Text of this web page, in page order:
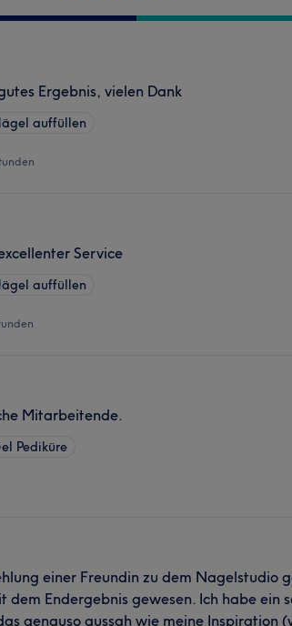
Ergebnis, vielen Dank
auffüllen
Service
auffüllen
Mitarbeitende.
Pediküre
einer Freundin zu dem Nagelstudio
dem Endergebnis gewesen. Ich habe ein
genauso aussah wie meine Inspiration